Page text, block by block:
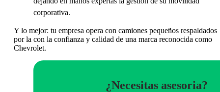
corporativa.
Y lo mejor: tu empresa opera con camiones pequeños respaldados
por la con la confianza y calidad de una marca reconocida como
Chevrolet.
¿Necesitas asesoria?